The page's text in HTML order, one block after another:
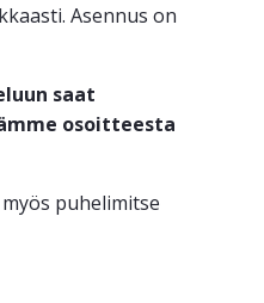
Asennus on
saat
osoitteesta
puhelimitse